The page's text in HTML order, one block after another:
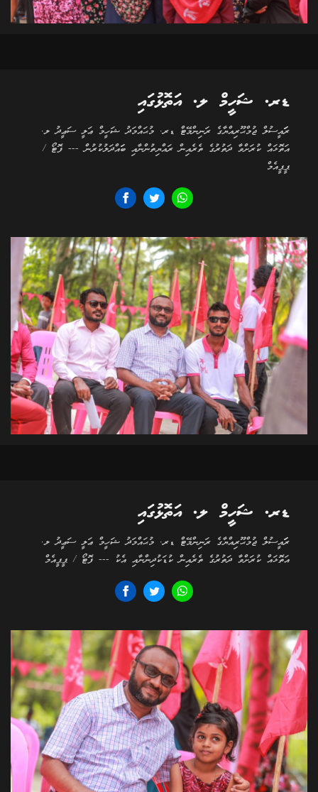
ޑރ. ޝަހީމް ލ. އަތޮޅުގައި
ރަަައީސުލް ޖުމްޙޫރިއްޔާގެ ރަނިންމޭޓް ޑރ. މުޙައްމަދު ޝަހީމް ޢަލީ ސަޢީދު ލ.
އަތޮޅައް ކުރަށްވާ ދަތުރުގެ ތެރެއިން ރައްޔިތުންނާއި ބަައްދަލުކުރުން --- ފޮޓޯ /
ޕީޕީއެމް
ޑރ. ޝަހީމް ލ. އަތޮޅުގައި
ރަަައީސުލް ޖުމްޙޫރިއްޔާގެ ރަނިންމޭޓް ޑރ. މުޙައްމަދު ޝަހީމް ޢަލީ ސަޢީދު ލ.
އަތޮޅައް ކުރަށްވާ ދަތުރުގެ ތެރެއިން ކުޑަކުދިންނާއި އެކު --- ފޮޓޯ / ޕީޕީއެމް